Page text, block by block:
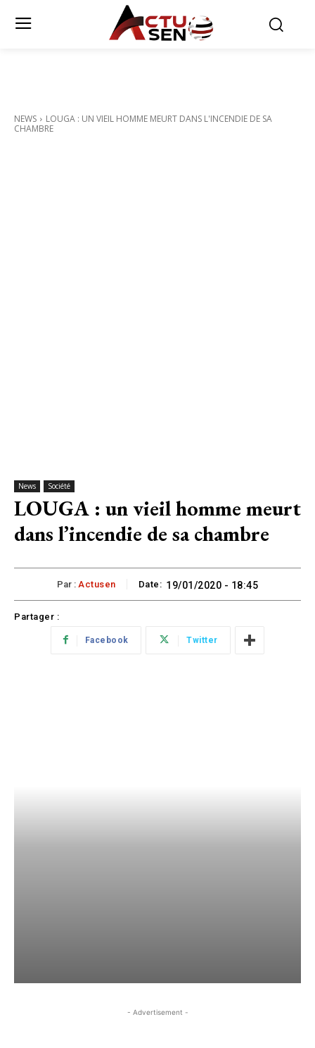
NEWS
LOUGA : UN VIEIL HOMME MEURT DANS L'INCENDIE DE SA
CHAMBRE
News Société
LOUGA : un vieil homme meurt
dans l’incendie de sa chambre
Par : Actusen Date: 19/01/2020 - 18:45
Partager :
Facebook Twitter
- Advertisement -